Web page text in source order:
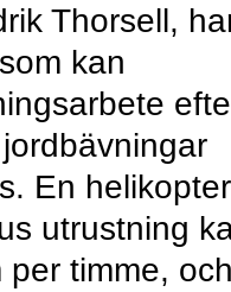
Thorsell,
kan
En helikopter
utrustning
timme,